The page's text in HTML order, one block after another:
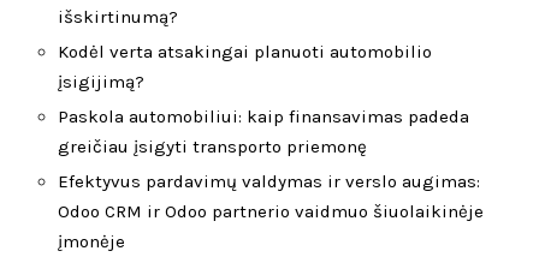
išskirtinumą?
Kodėl verta atsakingai planuoti automobilio
įsigijimą?
Paskola automobiliui: kaip finansavimas padeda
greičiau įsigyti transporto priemonę
Efektyvus pardavimų valdymas ir verslo augimas:
Odoo CRM ir Odoo partnerio vaidmuo šiuolaikinėje
įmonėje